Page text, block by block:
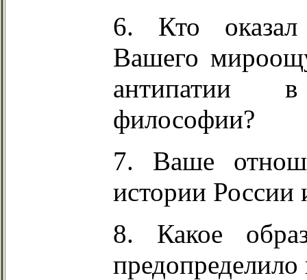
6. Кто оказал
Вашего
антипатии в
философии?
7. Ваше
истории России
8. Какое